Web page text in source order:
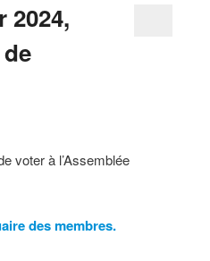
2024,
voter à l’Assemblée
des membres.